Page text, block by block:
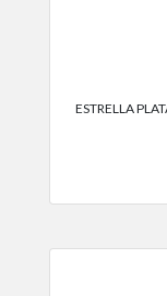
ESTRELLA